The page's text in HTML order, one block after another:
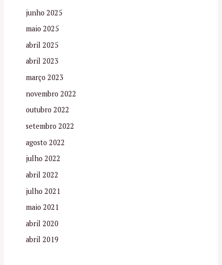
junho 2025
maio 2025
abril 2025
abril 2023
março 2023
novembro 2022
outubro 2022
setembro 2022
agosto 2022
julho 2022
abril 2022
julho 2021
maio 2021
abril 2020
abril 2019